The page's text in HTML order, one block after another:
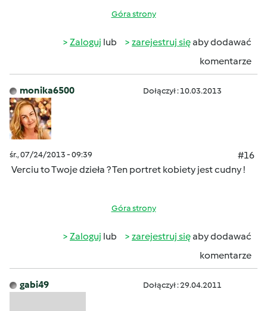
Góra strony
Zaloguj lub zarejestruj sięaby dodawać
komentarze
monika6500 Dołączył : 10.03.2013
śr., 07/24/2013 - 09:39
#16
Verciu to Twoje dzieła ? Ten portret kobiety jest cudny !
Góra strony
Zaloguj lub zarejestruj sięaby dodawać
komentarze
gabi49 Dołączył : 29.04.2011